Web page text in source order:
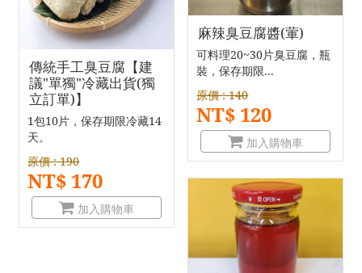
傳統手工臭豆腐【建
議"單獨"冷藏出貨(獨
立訂單)】
1包10片，保存期限冷藏14
天。
原價 : 190
NT$ 170
加入購物車
麻辣臭豆腐醬(葷)
可料理20~30片臭豆腐，瓶
裝，保存期限...
原價 : 140
NT$ 120
加入購物車